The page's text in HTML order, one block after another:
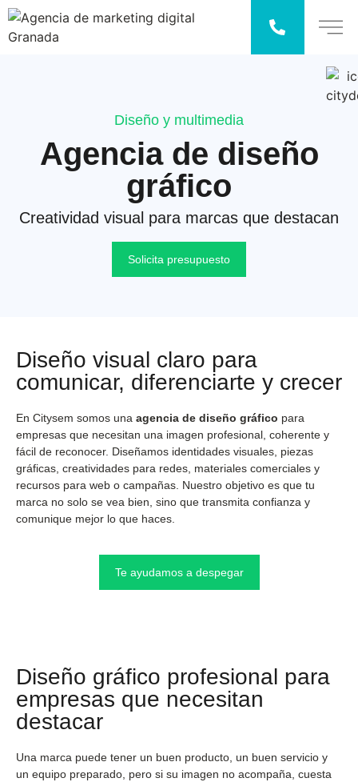
Diseño y multimedia
Agencia de diseño
gráfico
Creatividad visual para marcas que destacan
Solicita presupuesto
Diseño visual claro para
comunicar, diferenciarte y crecer
En Citysem somos una agencia de diseño gráfico para
empresas que necesitan una imagen profesional, coherente y
fácil de reconocer. Diseñamos identidades visuales, piezas
gráficas, creatividades para redes, materiales comerciales y
recursos para web o campañas. Nuestro objetivo es que tu
marca no solo se vea bien, sino que transmita confianza y
comunique mejor lo que haces.
Te ayudamos a despegar
Diseño gráfico profesional para
empresas que necesitan
destacar
Una marca puede tener un buen producto, un buen servicio y
un equipo preparado, pero si su imagen no acompaña, cuesta